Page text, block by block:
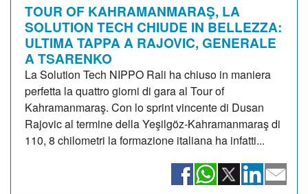
TOUR OF KAHRAMANMARAŞ, LA
SOLUTION TECH CHIUDE IN BELLEZZA:
ULTIMA TAPPA A RAJOVIC, GENERALE
A TSARENKO
La Solution Tech NIPPO Rali ha chiuso in maniera
perfetta la quattro giorni di gara al Tour of
Kahramanmaraş. Con lo sprint vincente di Dusan
Rajovic al termine della Yeşilgöz-Kahramanmaraş di
110, 8 chilometri la formazione italiana ha infatti...